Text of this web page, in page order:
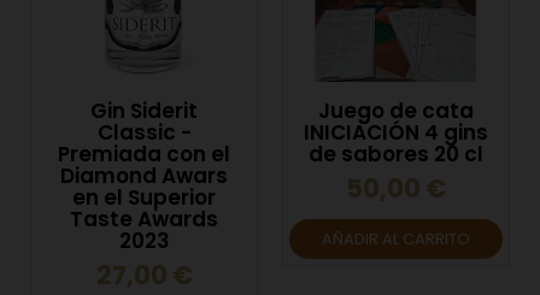
Gin Siderit
Classic -
Premiada con el
Diamond Awars
en el Superior
Taste Awards
2023
27,00 €
Juego de cata
INICIACIÓN 4 gins
de sabores 20 cl
50,00 €
AÑADIR AL CARRITO